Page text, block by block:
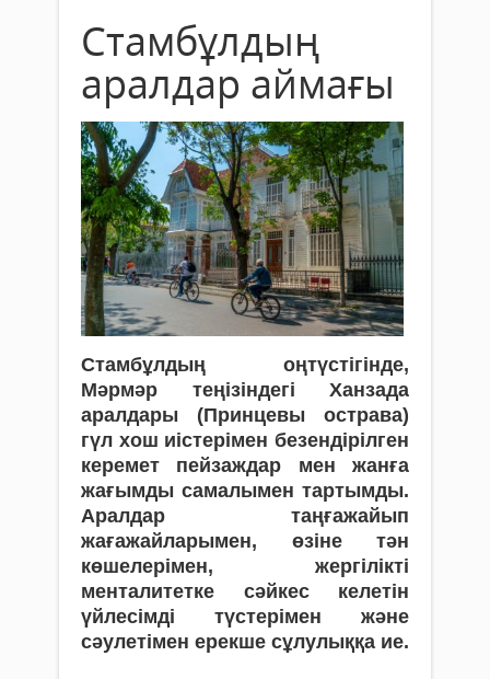
Стамбұлдың
аралдар аймағы
Стамбұлдың оңтүстігінде,
Мәрмәр теңізіндегі Ханзада
аралдары (Принцевы острава)
гүл хош иістерімен безендірілген
керемет пейзаждар мен жанға
жағымды самалымен тартымды.
Аралдар таңғажайып
жағажайларымен, өзіне тән
көшелерімен, жергілікті
менталитетке сәйкес келетін
үйлесімді түстерімен және
сәулетімен ерекше сұлулыққа ие.